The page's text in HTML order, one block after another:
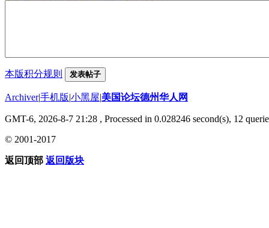
本版积分规则 发表帖子
Archiver|手机版|小黑屋|美国论坛德州华人网
GMT-6, 2026-8-7 21:28 , Processed in 0.028246 second(s), 12
© 2001-2017
返回顶部 返回版块